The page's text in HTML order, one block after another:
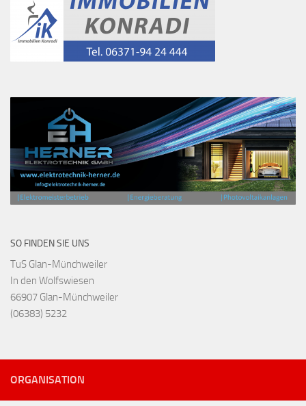
SO FINDEN SIE UNS
TuS Glan-Münchweiler
In den Wolfswiesen
66907 Glan-Münchweiler
(06383) 5232
ORGANISATION